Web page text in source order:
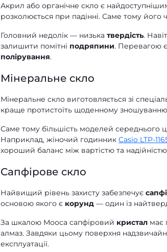
Акрил або органічне скло є
розколюється при падінні. Саме тому його
Головний недолік — низька твердість.
залишити помітні подряпини. Перевагою
полірування.
Мінеральне скло
Мінеральне скло виготовляється зі
краще протистоїть щоденному
Саме тому більшість моделей середнього
Наприклад, жіночий годинник Casio LTP-
хороший баланс між вартістю та
Сапфірове скло
Найвищий рівень захисту забезпечує
основою якого є корунд — один із
За шкалою Мооса сапфіровий кристал має
алмаз. Завдяки цьому поверхня
експлуатації.